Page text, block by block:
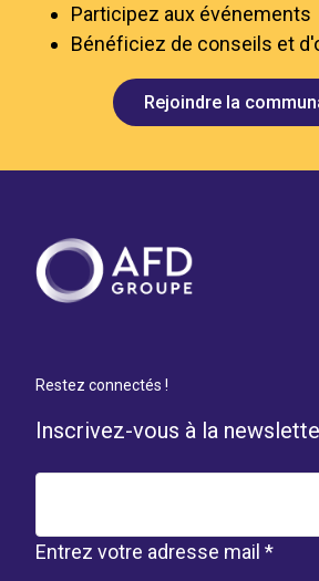
Participez aux événements
Bénéficiez de conseils et
Rejoindre la
Restez connectés !
Inscrivez-vous à la
Entrez votre adresse mail *